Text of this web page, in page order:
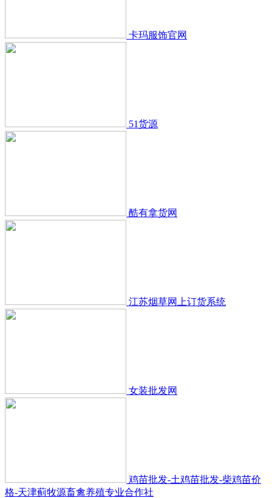
卡玛服饰官网
51货源
酷有拿货网
江苏烟草网上订货系统
女装批发网
鸡苗批发-土鸡苗批发-柴鸡苗价
格-天津蓟牧源畜禽养殖专业合作社